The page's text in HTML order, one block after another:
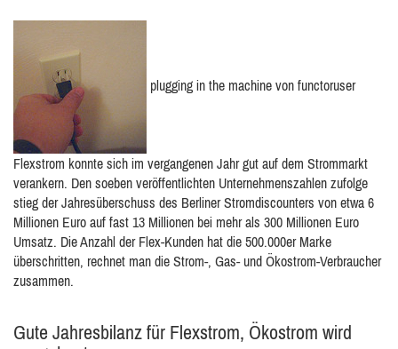
plugging in the machine von functoruser
Flexstrom konnte sich im vergangenen Jahr gut auf dem Strommarkt
verankern. Den soeben veröffentlichten Unternehmenszahlen zufolge
stieg der Jahresüberschuss des Berliner Stromdiscounters von etwa 6
Millionen Euro auf fast 13 Millionen bei mehr als 300 Millionen Euro
Umsatz. Die Anzahl der Flex-Kunden hat die 500.000er Marke
überschritten, rechnet man die Strom-, Gas- und Ökostrom-Verbraucher
zusammen.
Gute Jahresbilanz für Flexstrom, Ökostrom wird